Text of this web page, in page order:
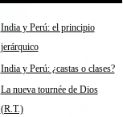
India y Perú: el principio
jerárquico
India y Perú: ¿castas o clases?
La nueva tournée de Dios
(R.T.)